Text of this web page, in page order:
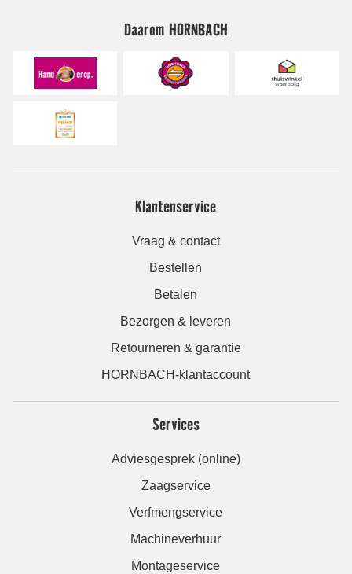
Daarom HORNBACH
Klantenservice
Vraag & contact
Bestellen
Betalen
Bezorgen & leveren
Retourneren & garantie
HORNBACH-klantaccount
Services
Adviesgesprek (online)
Zaagservice
Verfmengservice
Machineverhuur
Montageservice